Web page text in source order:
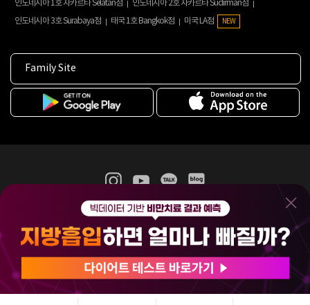
인도네시아 1호 자카르타 Selatan점
인도네시아 2호 자카르타 Sudirman점
인도네시아 3호 Surabaya점
태국 1호 Bangkok점 미국 LA점 NEW
Family Site
365mc 병·의원 이용약관
홈페이지 이용약관
비급여진료수가
(주)365mcㅣ서울특별시 서초구 서초대로52길 7, 3~4층(서초동, 제일빌딩)
120-87-04354ㅣ김남철
COPYRIGHT(C) 2025 365mc. ALL RIGHTS RESERVED.